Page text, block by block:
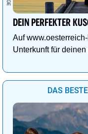
DEIN PERFEKTER
Auf
Unterkunft für
DAS